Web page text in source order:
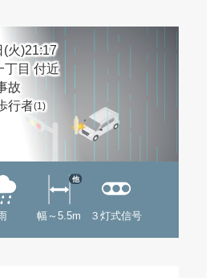
(火)21:17
丁目 付近
故
行者(1)
幅～5.5m
他
３灯式信号